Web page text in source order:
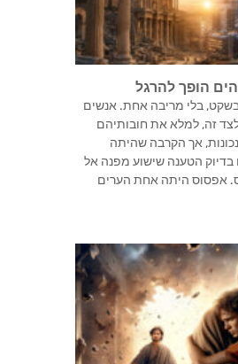
הופך להרגל
בלי מריבה אחת. אנשים
זה, למלא את חובותיהם
אך הקרבה שהיתה
בדיוק הטענה שישוע מפנה אל
אפסוס היתה אחת הערים